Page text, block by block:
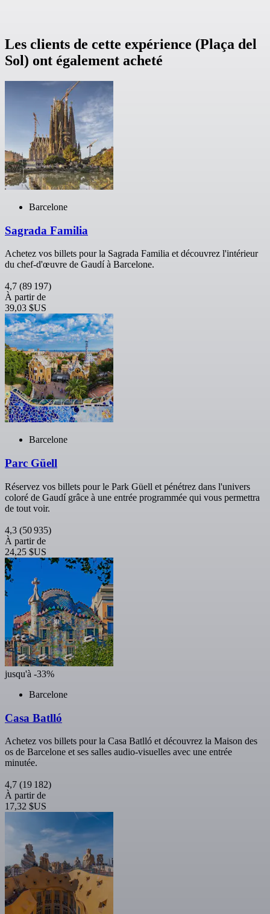
Les clients de cette expérience (Plaça del
Sol) ont également acheté
Barcelone
Sagrada Familia
Achetez vos billets pour la Sagrada Familia et découvrez l'intérieur
du chef-d'œuvre de Gaudí à Barcelone.
4,7 (89 197)
À partir de
39,03 $US
Barcelone
Parc Güell
Réservez vos billets pour le Park Güell et pénétrez dans l'univers
coloré de Gaudí grâce à une entrée programmée qui vous permettra
de tout voir.
4,3 (50 935)
À partir de
24,25 $US
jusqu'à -33%
Barcelone
Casa Batlló
Achetez vos billets pour la Casa Batlló et découvrez la Maison des
os de Barcelone et ses salles audio-visuelles avec une entrée
minutée.
4,7 (19 182)
À partir de
17,32 $US